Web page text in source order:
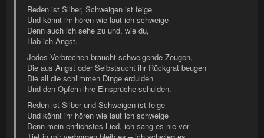
Reden ist Silber, Schweigen ist feige
Und könnt ihr hören wie laut ich schweige
Denn auch ich sehe zu und, wie du,
Hab ich Angst.
Jedes Verbrechen braucht schweigende Zeugen,
Die aus Angst oder Selbstsucht ihr Rückgrat beugen
Die all die schlimmen Dinge erdulden
Und den Opfern ihre Einsprüche schulden.
Reden ist Silber und Schweigen ist feige
Und könnt ihr hören wie laut ich schweige
Denn mein ehrlichstes Lied, ich sang es nie vor